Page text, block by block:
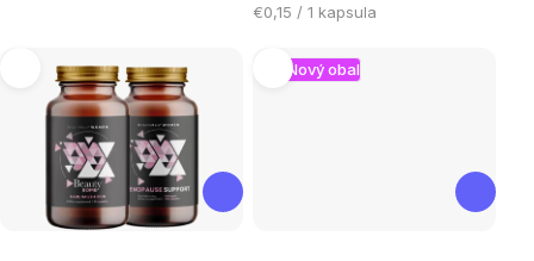
Jednotková
€0,15 / 1 kapsula
Nový obal